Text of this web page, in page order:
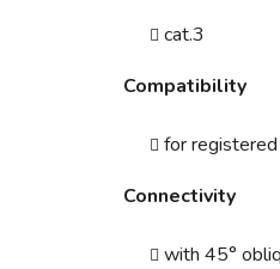
cat.3
Compatibility
for
Connectivity
with 45°